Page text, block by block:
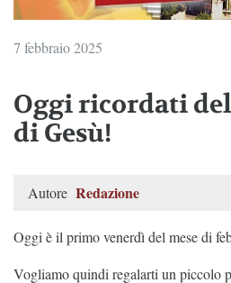
7 febbraio 2025
Oggi ricordati
di Gesù!
Autore Redazione
Oggi è il primo venerdì del mese di
Vogliamo quindi regalarti un piccolo